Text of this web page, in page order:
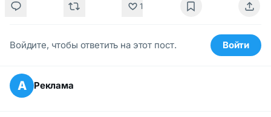
1
Войдите, чтобы ответить на этот пост. Войти
А Реклама